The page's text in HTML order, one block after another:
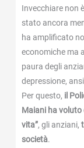
Invecchiare non
stato ancora
ha amplificato
economiche ma
paura degli
depressione,
Per questo, il
Maiani ha
vita”, gli anziani,
società.